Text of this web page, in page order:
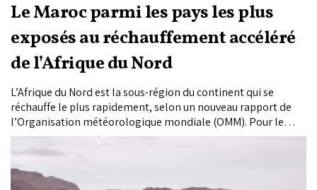
Le Maroc parmi les pays les plus
exposés au réchauffement accéléré
de l’Afrique du Nord
L’Afrique du Nord est la sous-région du continent qui se
réchauffe le plus rapidement, selon un nouveau rapport de
l’Organisation météorologique mondiale (OMM). Pour le
Maroc, cette évolution se traduit par une aggravation de la
sécheresse, une pression accrue sur les ressources en eau et
des risques croissants liés à la montée du niveau de la mer et
aux phénomènes météorologiques extrêmes.